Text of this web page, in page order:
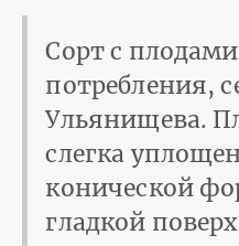
Сорт с
потребления,
Ульянищева.
слегка
конической
гладкой